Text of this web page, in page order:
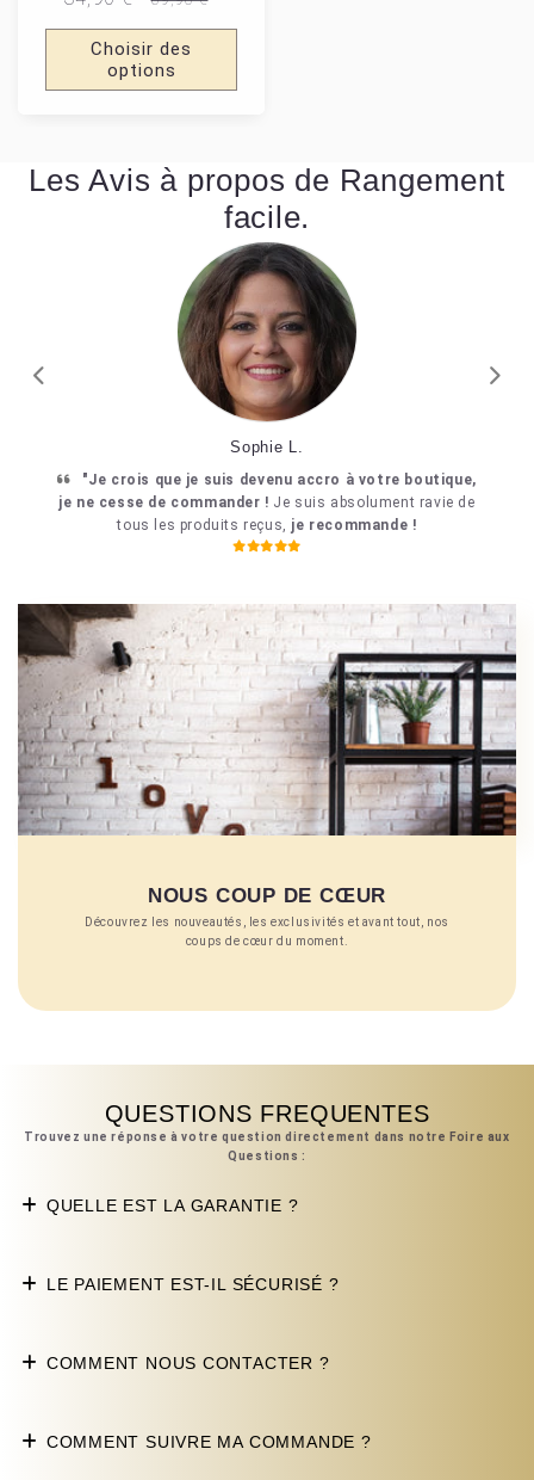
Choisir des
options
Les Avis à propos de Rangement
facile.
Didier D.
"J'ai vu une vidéo sur Facebook d'un produit et je n'ai
pas hésité une seule seconde,je viens de le recevoir et
j'en suis ravi !
Previous Next
NOUS COUP DE CŒUR
Découvrez les nouveautés, les exclusivités et avant tout, nos
coups de cœur du moment.
QUESTIONS FREQUENTES
Trouvez une réponse à votre question directement dans notre Foire aux
Questions :
QUELLE EST LA GARANTIE ?
LE PAIEMENT EST-IL SÉCURISÉ ?
COMMENT NOUS CONTACTER ?
COMMENT SUIVRE MA COMMANDE ?